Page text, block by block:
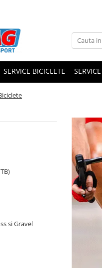
SERVICE BICICLETE
si Gravel